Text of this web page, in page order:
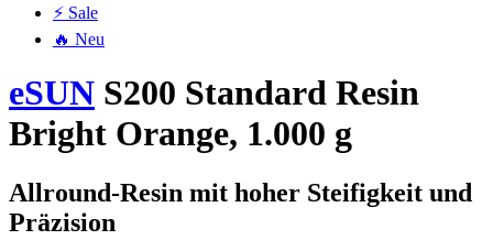
⚡ Sale
🔥 Neu
eSUN S200 Standard Resin
Bright Orange, 1.000 g
Allround-Resin mit hoher Steifigkeit und
Präzision